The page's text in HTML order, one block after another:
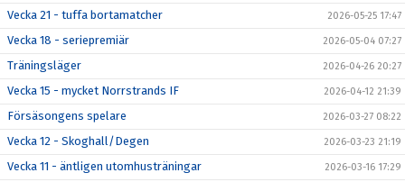
Vecka 21 - tuffa bortamatcher 2026-05-25 17:47
Vecka 18 - seriepremiär 2026-05-04 07:27
Träningsläger 2026-04-26 20:27
Vecka 15 - mycket Norrstrands IF 2026-04-12 21:39
Försäsongens spelare 2026-03-27 08:22
Vecka 12 - Skoghall/Degen 2026-03-23 21:19
Vecka 11 - äntligen utomhusträningar 2026-03-16 17:29